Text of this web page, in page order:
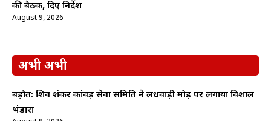
की बैठक, दिए निर्देश
August 9, 2026
अभी अभी
बड़ौत: शिव शंकर कांवड़ सेवा समिति ने लधवाड़ी मोड़ पर लगाया विशाल
भंडारा